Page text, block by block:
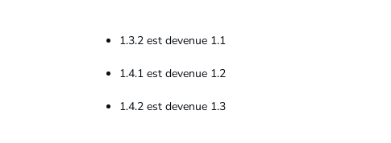
1.3.2 est devenue 1.1
1.4.1 est devenue 1.2
1.4.2 est devenue 1.3